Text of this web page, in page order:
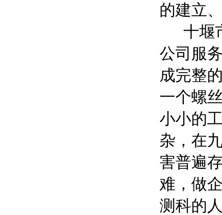
的建立
十堰
公司服
成完整
一个螺
小小的
杂，在
害普遍
难，做
测科的